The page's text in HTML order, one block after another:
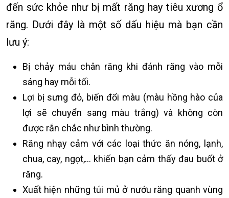
đến sức khỏe như bị mất răng hay tiêu xương ổ
răng. Dưới đây là một số dấu hiệu mà bạn cần
lưu ý:
Bị chảy máu chân răng khi đánh răng vào mỗi
sáng hay mỗi tối.
Lợi bị sưng đỏ, biến đổi màu (màu hồng hào của
lợi sẽ chuyển sang màu trắng) và không còn
được rắn chắc như bình thường.
Răng nhạy cảm với các loại thức ăn nóng, lạnh,
chua, cay, ngọt,… khiến bạn cảm thấy đau buốt ở
răng.
Xuất hiện những túi mủ ở nướu răng quanh vùng